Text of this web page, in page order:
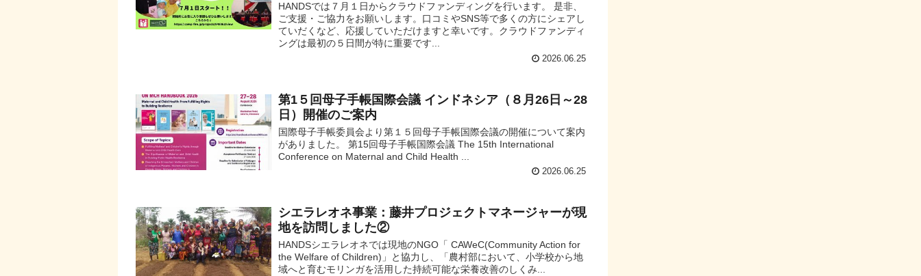
HANDSでは７月１日からクラウドファンディングを行います。 是非、
ご支援・ご協力をお願いします。口コミやSNS等で多くの方にシェアし
ていだくなど、応援していただけますと幸いです。クラウドファンディ
ングは最初の５日間が特に重要です...
2026.06.25
第1５回母子手帳国際会議 インドネシア（８月26日～28
日）開催のご案内
国際母子手帳委員会より第１５回母子手帳国際会議の開催について案内
がありました。 第15回母子手帳国際会議 The 15th International
Conference on Maternal and Child Health ...
2026.06.25
シエラレオネ事業：藤井プロジェクトマネージャーが現
地を訪問しました②
HANDSシエラレオネでは現地のNGO「 CAWeC(Community Action for
the Welfare of Children)」と協力し、「農村部において、小学校から地
域へと育むモリンガを活用した持続可能な栄養改善のしくみ...